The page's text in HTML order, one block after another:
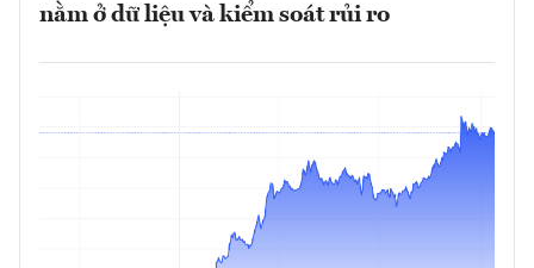
nằm ở dữ liệu và kiểm soát rủi ro